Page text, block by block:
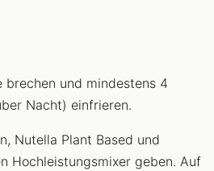
brechen und mindestens 4
Nacht) einfrieren.
Nutella Plant Based und
Hochleistungsmixer geben. Auf